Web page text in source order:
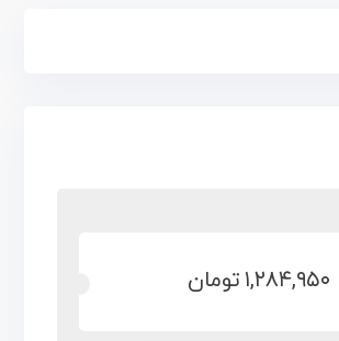
۱,۲۸۴,۹۵۰ تومان